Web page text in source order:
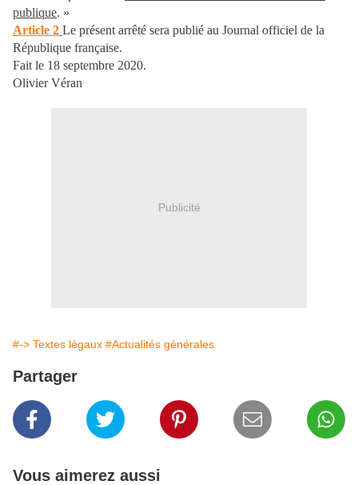
publique. »
Article 2 Le présent arrêté sera publié au Journal officiel de la
République française.
Fait le 18 septembre 2020.
Olivier Véran
Publicité
#-> Textes légaux #Actualités générales
Partager
Vous aimerez aussi